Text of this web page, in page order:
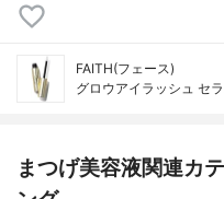
FAITH(フェース)
グロウアイラッシュ セ
まつげ美容液関連カ